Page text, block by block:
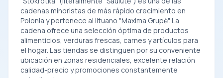
cadenas minoristas de más rápido crecimiento en
Polonia y pertenece al lituano "Maxima Grupė". La
cadena ofrece una selección óptima de productos
alimenticios, verduras frescas, carnes y artículos para
el hogar. Las tiendas se distinguen por su conveniente
ubicación en zonas residenciales, excelente relación
calidad-precio y promociones constantemente